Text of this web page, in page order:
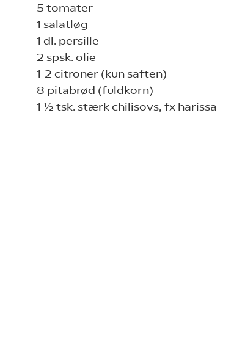
5 tomater
1 salatløg
1 dl. persille
2 spsk. olie
1-2 citroner (kun saften)
8 pitabrød (fuldkorn)
1 ½ tsk. stærk chilisovs, fx harissa